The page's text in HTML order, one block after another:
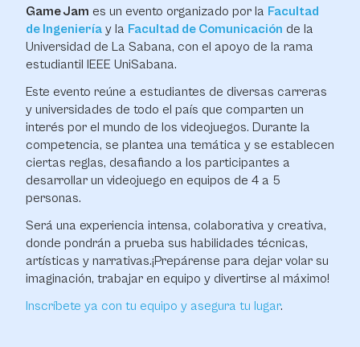
Game Jam es un evento organizado por la Facultad
de Ingeniería y la Facultad de Comunicación de la
Universidad de La Sabana, con el apoyo de la rama
estudiantil IEEE UniSabana.
Este evento reúne a estudiantes de diversas carreras
y universidades de todo el país que comparten un
interés por el mundo de los videojuegos. Durante la
competencia, se plantea una temática y se establecen
ciertas reglas, desafiando a los participantes a
desarrollar un videojuego en equipos de 4 a 5
personas.
Será una experiencia intensa, colaborativa y creativa,
donde pondrán a prueba sus habilidades técnicas,
artísticas y narrativas.¡Prepárense para dejar volar su
imaginación, trabajar en equipo y divertirse al máximo!
Inscríbete ya con tu equipo y asegura tu lugar.